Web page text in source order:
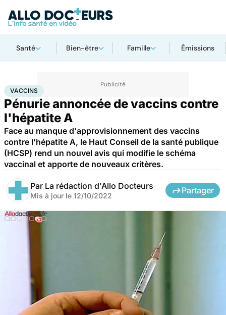
Santé Bien-être Famille Émissions
AccueilSanté Vaccins
VACCINS
Pénurie annoncée de vaccins contre
l'hépatite A
Face au manque d'approvisionnement des vaccins
contre l'hépatite A, le Haut Conseil de la santé publique
(HCSP) rend un nouvel avis qui modifie le schéma
vaccinal et apporte de nouveaux critères.
Par La rédaction d'Allo Docteurs
Mis à jour le 12/10/2022
Partager